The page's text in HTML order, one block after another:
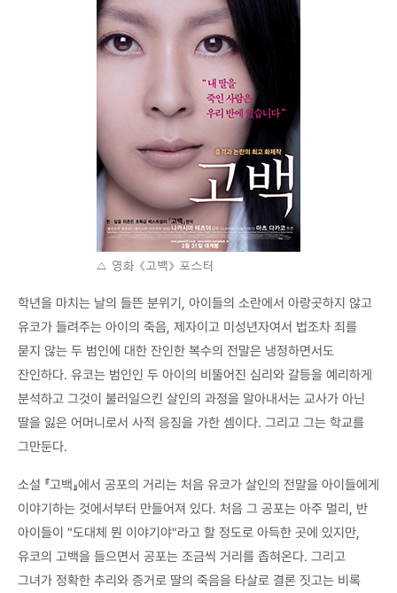
학년을 마치는 날의 들뜬 분위기, 아이들의 소란에서 아랑곳하지 않고
유코가 들려주는 아이의 죽음, 제자이고 미성년자여서 법조차 죄를
묻지 않는 두 범인에 대한 잔인한 복수의 전말은 냉정하면서도
잔인하다. 유코는 범인인 두 아이의 비뚤어진 심리와 갈등을 예리하게
분석하고 그것이 불러일으킨 살인의 과정을 알아내서는 교사가 아닌
딸을 잃은 어머니로서 사적 응징을 가한 셈이다. 그리고 그는 학교를
그만둔다.
소설 『고백』에서 공포의 거리는 처음 유코가 살인의 전말을 아이들에게
이야기하는 것에서부터 만들어져 있다. 처음 그 공포는 아주 멀리, 반
아이들이 "도대체 뭔 이야기야"라고 할 정도로 아득한 곳에 있지만,
유코의 고백을 들으면서 공포는 조금씩 거리를 좁혀온다. 그리고
그녀가 정확한 추리와 증거로 딸의 죽음을 타살로 결론 짓고는 비록